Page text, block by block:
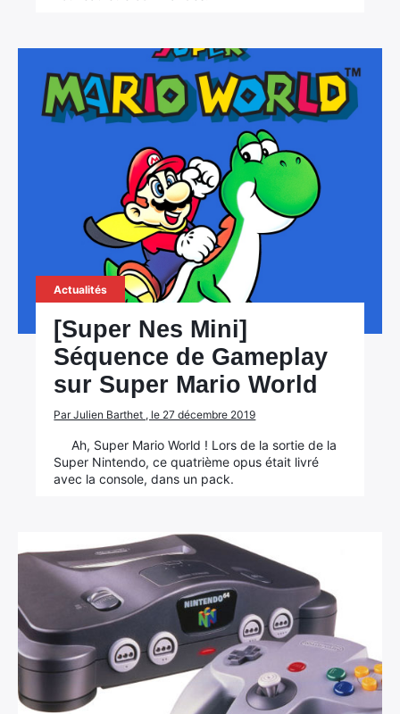
Actualités
[Super Nes Mini]
Séquence de Gameplay
sur Super Mario World
Par Julien Barthet , le 27 décembre 2019
Ah, Super Mario World ! Lors de la sortie de la
Super Nintendo, ce quatrième opus était livré
avec la console, dans un pack.